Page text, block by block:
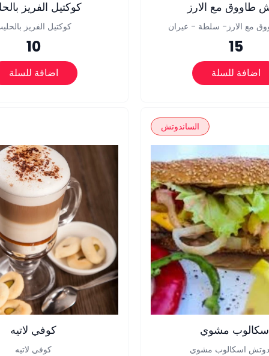
كوكتيل الفريز
كوكتيل الفريز
10
اضافة للسلة
كوفي لاتيه
كوفي لاتيه
طاووق مع الارز
مع الارز- سلطة - عيران
15
اضافة للسلة
الساندوتش
مشوي
اسكالوب مشوي